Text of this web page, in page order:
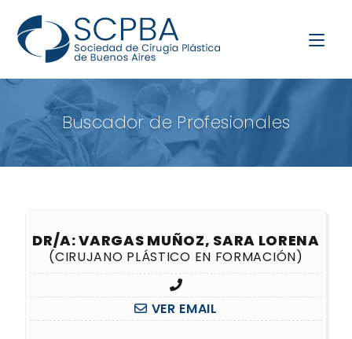
Buscador de Profesionales
DR/A: VARGAS MUÑOZ, SARA LORENA
(CIRUJANO PLÁSTICO EN FORMACIÓN)
VER EMAIL